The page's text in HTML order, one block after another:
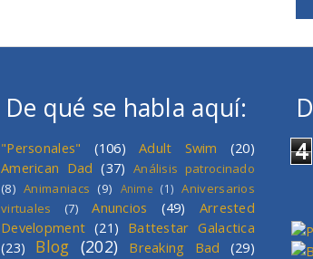
De qué se habla aquí:
"Personales" (106) Adult Swim
(20)
American Dad (37) Análisis patrocinado
(8) Animaniacs (9) Anime (1) Aniversarios
virtuales
(7) Anuncios (49)
Arrested
Development (21) Battestar Galactica
(23)
Blog (202) Breaking Bad (29)
4